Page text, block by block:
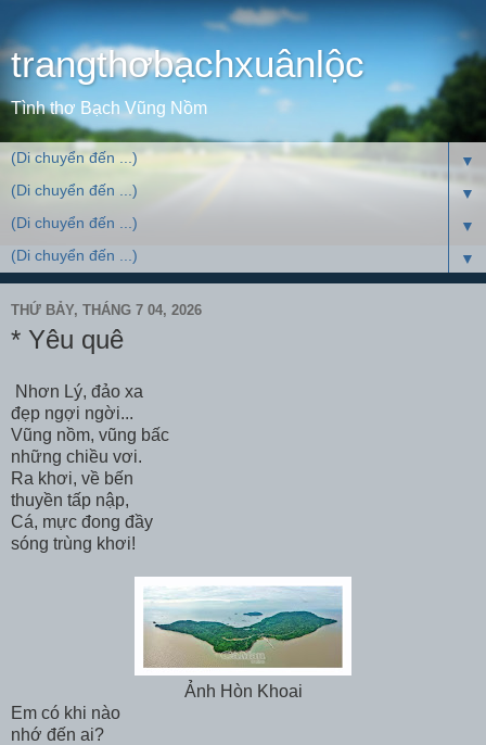
trangthơbạchxuânlộc
Tình thơ Bạch Vũng Nồm
▼
▼
▼
▼
THỨ BẢY, THÁNG 7 04, 2026
* Yêu quê
Nhơn Lý, đảo xa
đẹp ngợi ngời...
Vũng nồm, vũng bấc
những chiều vơi.
Ra khơi, về bến
thuyền tấp nập,
Cá, mực đong đầy
sóng trùng khơi!
Ảnh Hòn Khoai
Em có khi nào
nhớ đến ai?